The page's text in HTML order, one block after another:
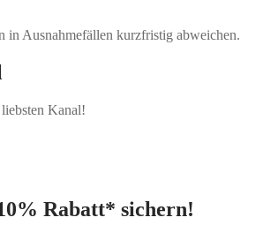
in Ausnahmefällen kurzfristig abweichen.
Kanal!
Rabatt* sichern!